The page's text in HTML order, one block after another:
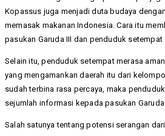
Kopassus juga menjadi duta budaya
memasak makanan Indonesia. Cara itu
pasukan Garuda III dan penduduk
Selain itu, penduduk setempat merasa
yang mengamankan daerah itu dari
sudah terbina rasa percaya, maka
sejumlah informasi kepada pasukan Garuda
Salah satunya tentang potensi serangan